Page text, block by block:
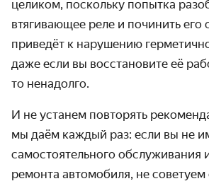
целиком, поскольку попытка
втягивающее реле и починить
приведёт к нарушению
даже если вы восстановите её
то ненадолго.
И не устанем повторять
мы даём каждый раз: если вы не
самостоятельного обслуживания
ремонта автомобиля, не